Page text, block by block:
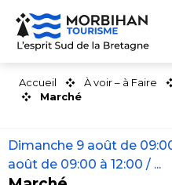
Aller
contenu
Accueil À voir – à Faire
Marché
Dimanche 9 août de
août de 09:00 à 12:00 / ...